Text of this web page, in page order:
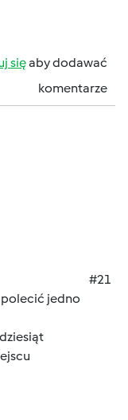
sięaby dodawać
komentarze
#21
polecić jedno